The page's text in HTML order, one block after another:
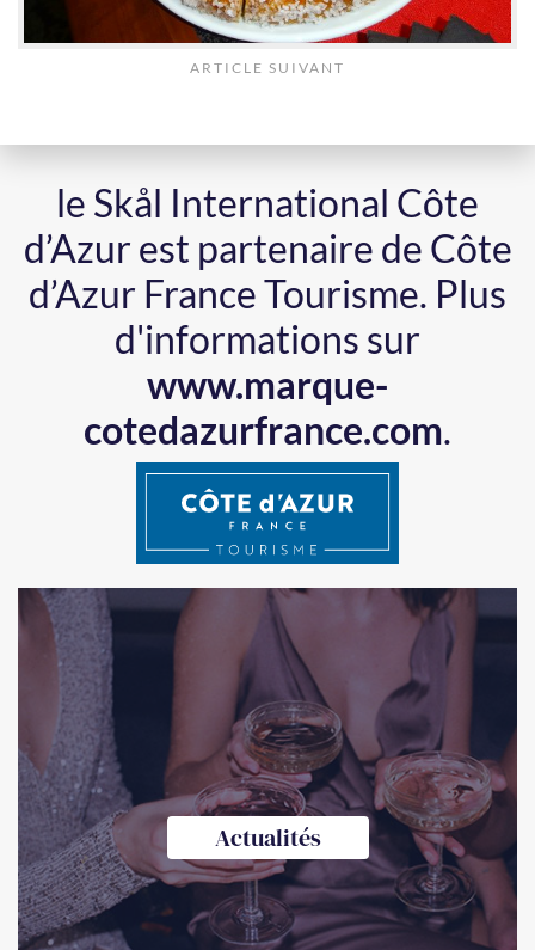
ARTICLE SUIVANT
le Skål International Côte
d’Azur est partenaire de Côte
d’Azur France Tourisme. Plus
d'informations sur
www.marque-
cotedazurfrance.com.
Actualités